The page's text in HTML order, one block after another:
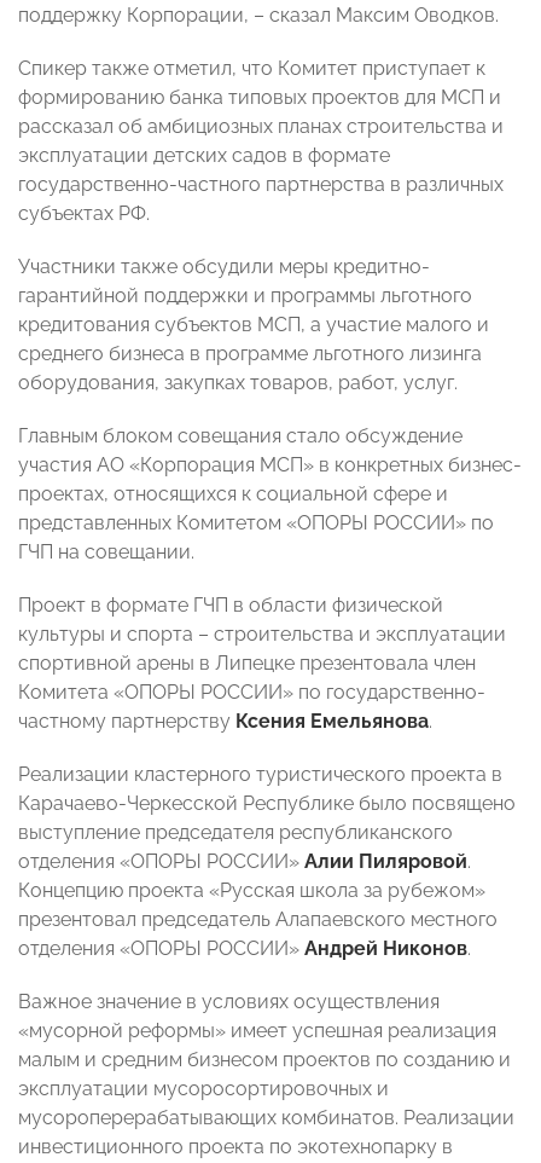
поддержку Корпорации, – сказал Максим Оводков.
Спикер также отметил, что Комитет приступает к
формированию банка типовых проектов для МСП и
рассказал об амбициозных планах строительства и
эксплуатации детских садов в формате
государственно-частного партнерства в различных
субъектах РФ.
Участники также обсудили меры кредитно-
гарантийной поддержки и программы льготного
кредитования субъектов МСП, а участие малого и
среднего бизнеса в программе льготного лизинга
оборудования, закупках товаров, работ, услуг.
Главным блоком совещания стало обсуждение
участия АО «Корпорация МСП» в конкретных бизнес-
проектах, относящихся к социальной сфере и
представленных Комитетом «ОПОРЫ РОССИИ» по
ГЧП на совещании.
Проект в формате ГЧП в области физической
культуры и спорта – строительства и эксплуатации
спортивной арены в Липецке презентовала член
Комитета «ОПОРЫ РОССИИ» по государственно-
частному партнерству Ксения Емельянова.
Реализации кластерного туристического проекта в
Карачаево-Черкесской Республике было посвящено
выступление председателя республиканского
отделения «ОПОРЫ РОССИИ» Алии Пиляровой.
Концепцию проекта «Русская школа за рубежом»
презентовал председатель Алапаевского местного
отделения «ОПОРЫ РОССИИ» Андрей Никонов.
Важное значение в условиях осуществления
«мусорной реформы» имеет успешная реализация
малым и средним бизнесом проектов по созданию и
эксплуатации мусоросортировочных и
мусороперерабатывающих комбинатов. Реализации
инвестиционного проекта по экотехнопарку в